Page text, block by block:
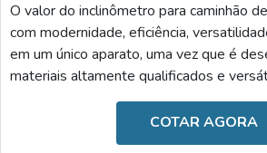
O valor do inclinômetro para caminhão
com modernidade, eficiência,
em um único aparato, uma vez que é
materiais altamente qualificados e
desempenham a sua função com a
benefícios, o valor torna-se o fator
IMPORTÂNCIA DO DISPOSITIVO NO
COTAR AGORA